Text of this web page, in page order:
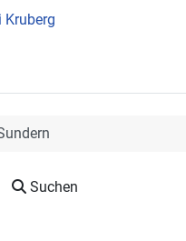
Kruberg
Suchen